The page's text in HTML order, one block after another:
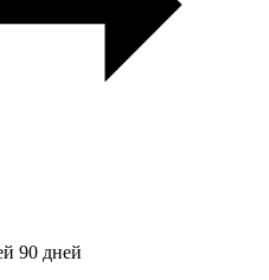
90 дней